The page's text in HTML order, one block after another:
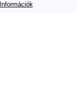
Információk